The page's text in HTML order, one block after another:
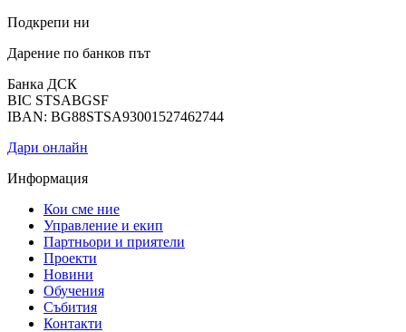
Подкрепи ни
Дарение по банков път
Банка ДСК
BIC STSABGSF
IBAN: BG88STSA93001527462744
Дари онлайн
Информация
Кои сме ние
Управление и екип
Партньори и приятели
Проекти
Новини
Обучения
Събития
Контакти